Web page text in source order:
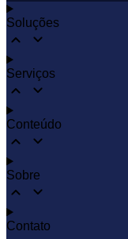
Soluções
Serviços
Conteúdo
Sobre
Contato